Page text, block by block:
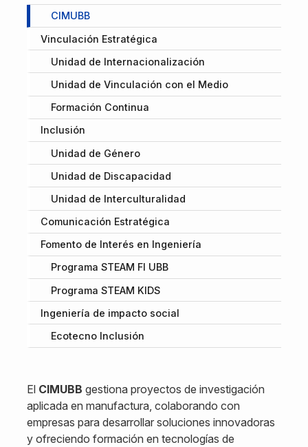
CIMUBB
Vinculación Estratégica
Unidad de Internacionalización
Unidad de Vinculación con el Medio
Formación Continua
Inclusión
Unidad de Género
Unidad de Discapacidad
Unidad de Interculturalidad
Comunicación Estratégica
Fomento de Interés en Ingeniería
Programa STEAM FI UBB
Programa STEAM KIDS
Ingeniería de impacto social
Ecotecno Inclusión
El CIMUBB gestiona proyectos de investigación
aplicada en manufactura, colaborando con
empresas para desarrollar soluciones innovadoras
y ofreciendo formación en tecnologías de